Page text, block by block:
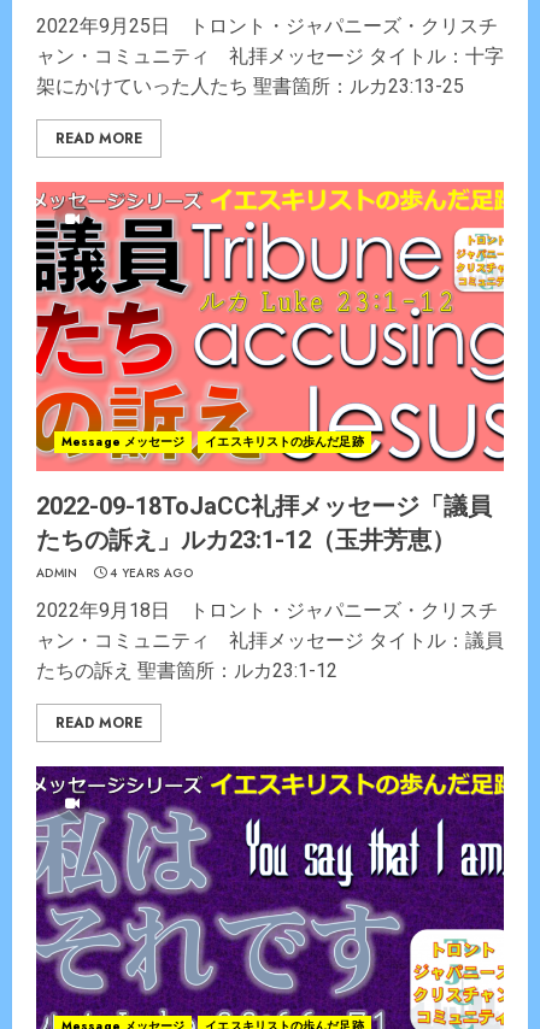
2022年9月25日 トロント・ジャパニーズ・クリスチ
ャン・コミュニティ 礼拝メッセージ タイトル：十字
架にかけていった人たち 聖書箇所：ルカ23:13-25
READ MORE
Message メッセージ イエスキリストの歩んだ足跡
2022-09-18ToJaCC礼拝メッセージ「議員
たちの訴え」ルカ23:1-12（玉井芳恵）
ADMIN 4 YEARS AGO
2022年9月18日 トロント・ジャパニーズ・クリスチ
ャン・コミュニティ 礼拝メッセージ タイトル：議員
たちの訴え 聖書箇所：ルカ23:1-12
READ MORE